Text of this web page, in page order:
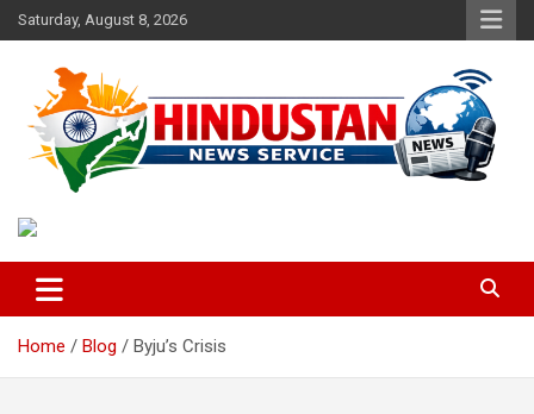
Skip
to
Saturday, August 8, 2026
Hindustan News Service
Home Blog Byju’s Crisis